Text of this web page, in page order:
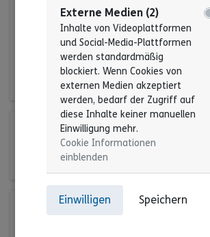
Menschen mit Behinderung
Baden-Württemberg.
Zur Anmeldung
17. Okt 2026 | 00:00 Uhr
Mitgliederversammlung
06. Nov 2026 | 11:00 Uhr
Externe Medien (2)
Inhalte von Videoplattformen
und Social-Media-Plattformen
werden standardmäßig
blockiert. Wenn Cookies von
externen Medien akzeptiert
werden, bedarf der Zugriff auf
diese Inhalte keiner manuellen
Einwilligung mehr.
Cookie Informationen
einblenden
Einwilligen Speichern